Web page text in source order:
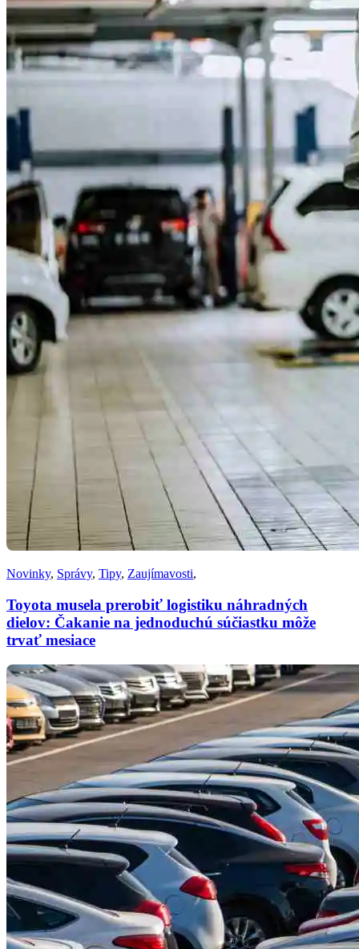
Novinky, Správy, Tipy, Zaujímavosti,
Toyota musela prerobiť logistiku náhradných
dielov: Čakanie na jednoduchú súčiastku môže
trvať mesiace